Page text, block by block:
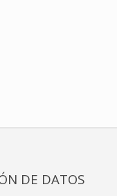
DE DATOS